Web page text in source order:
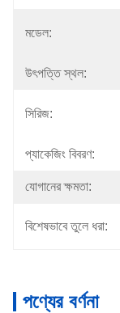
মডেল:
উৎপত্তি স্থল:
সিরিজ:
প্যাকেজিং বিবরণ:
যোগানের ক্ষমতা:
বিশেষভাবে তুলে ধরা:
পণ্যের বর্ণনা